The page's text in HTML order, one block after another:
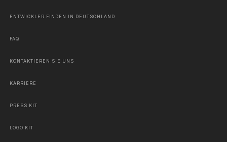
ENTWICKLER FINDEN IN DEUTSCHLAND
FAQ
KONTAKTIEREN SIE UNS
KARRIERE
PRESS KIT
LOGO KIT